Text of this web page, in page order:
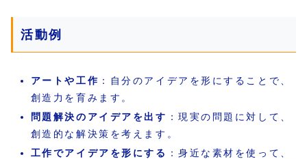
活動例
アートや工作 ：自分のアイデアを形にすることで、
創造力を育みます。
問題解決のアイデアを出す ：現実の問題に対して、
創造的な解決策を考えます。
工作でアイデアを形にする
：身近な素材を使って、